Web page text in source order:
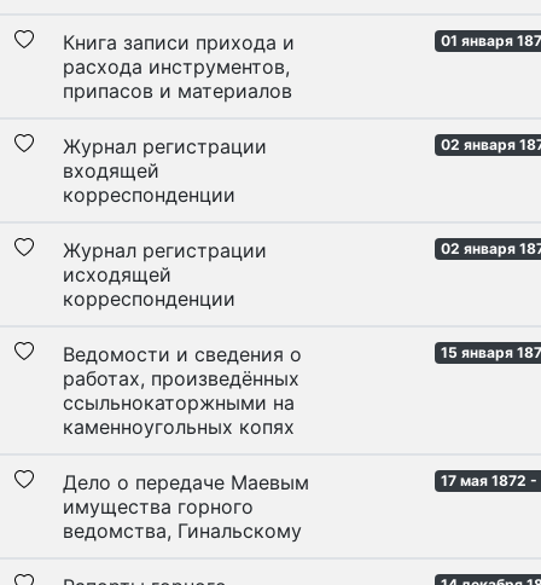
Книга записи прихода и
расхода инструментов,
припасов и материалов
01 января
Журнал регистрации
входящей
корреспонденции
02 января
Журнал регистрации
исходящей
корреспонденции
02 января
Ведомости и сведения о
работах, произведённых
ссыльнокаторжными на
каменноугольных копях
15 января
Дело о передаче Маевым
имущества горного
ведомства, Гинальскому
17 мая 1872